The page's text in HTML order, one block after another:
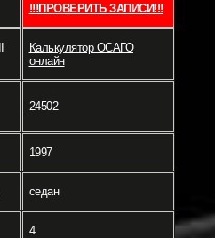
!!!ПРОВЕРИТЬ ЗАПИСИ!!!
Калькулятор ОСАГО
онлайн
24502
1997
седан
4